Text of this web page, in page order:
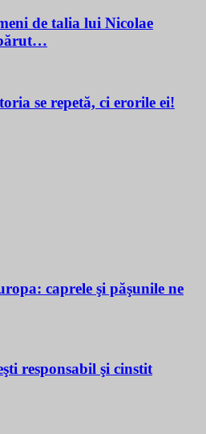
de talia lui Nicolae
se repetă, ci erorile ei!
caprele şi păşunile ne
responsabil şi cinstit